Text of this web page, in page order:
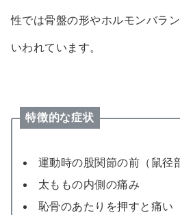
性では骨盤の形やホルモンバラ
いわれています。
特徴的な症状
運動時の股関節の前（鼠径
太ももの内側の痛み
恥骨のあたりを押すと痛い